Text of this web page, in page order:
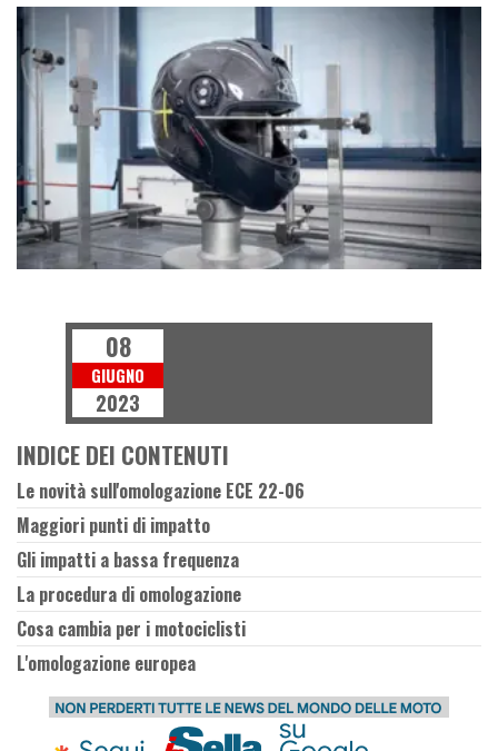
08
GIUGNO
2023
INDICE DEI CONTENUTI
Le novità sull'omologazione ECE 22-06
Maggiori punti di impatto
Gli impatti a bassa frequenza
La procedura di omologazione
Cosa cambia per i motociclisti
L'omologazione europea